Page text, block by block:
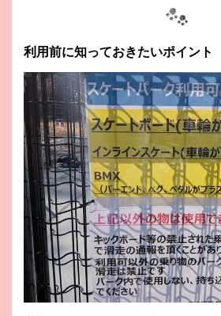
利用前に知っておきたいポイント